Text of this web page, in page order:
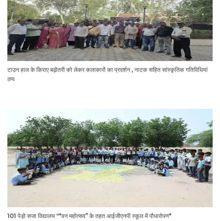
टाउन हाल के किराए बढ़ोतरी को लेकर कलाकारों का प्रदर्शन , नाटक सहित सांस्कृतिक गतिविधियां
ठप्प
101 पेड़ो सजा विद्यालय "*वन महोत्सव” के तहत आईजीएनपी स्कूल में पौधारोपण*